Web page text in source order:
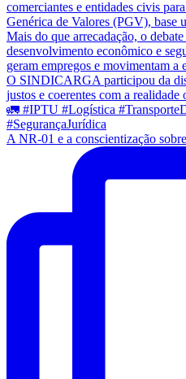
A NR-01 e a conscientização